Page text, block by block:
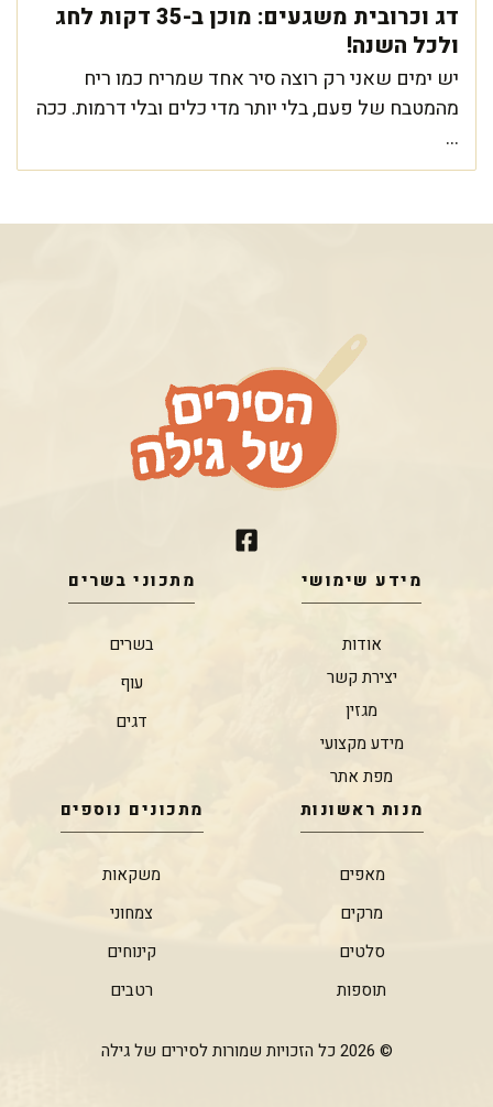
דג וכרובית משגעים: מוכן ב-35 דקות לחג
ולכל השנה!
יש ימים שאני רק רוצה סיר אחד שמריח כמו ריח
מהמטבח של פעם, בלי יותר מדי כלים ובלי דרמות. ככה
...
מידע שימושי
אודות
יצירת קשר
מגזין
מידע מקצועי
מפת אתר
מתכוני בשרים
בשרים
עוף
דגים
מנות ראשונות
מאפים
מרקים
סלטים
תוספות
מתכונים נוספים
משקאות
צמחוני
קינוחים
רטבים
© 2026 כל הזכויות שמורות לסירים של גילה